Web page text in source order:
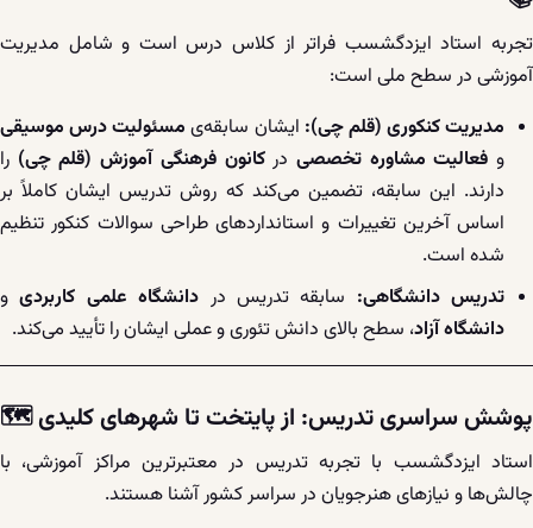
تجربه استاد ایزدگشسب فراتر از کلاس درس است و شامل مدیریت
آموزشی در سطح ملی است:
مدیریت کنکوری (قلم چی): ایشان سابقه‌ی مسئولیت درس موسیقی
و فعالیت مشاوره تخصصی درکانون فرهنگی آموزش (قلم چی) را
دارند. این سابقه، تضمین می‌کند که روش تدریس ایشان کاملاً بر
اساس آخرین تغییرات و استانداردهای طراحی سوالات کنکور تنظیم
شده است.
تدریس دانشگاهی: سابقه تدریس در دانشگاه علمی کاربردیو
دانشگاه آزاد، سطح بالای دانش تئوری و عملی ایشان را تأیید می‌کند.
پوشش سراسری تدریس: از پایتخت تا شهرهای کلیدی🗺️
استاد ایزدگشسب با تجربه تدریس در معتبرترین مراکز آموزشی، با
چالش‌ها و نیازهای هنرجویان در سراسر کشور آشنا هستند.